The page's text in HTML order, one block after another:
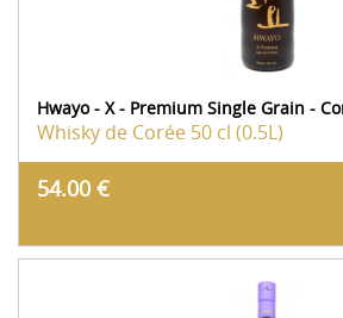
Hwayo - X - Premium Single Grain -
Whisky de Corée 50 cl (0.5L)
54.00 €